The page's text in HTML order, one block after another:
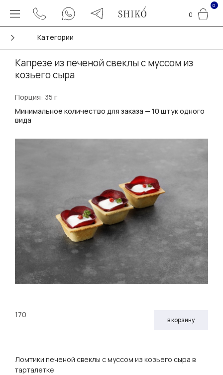
0
0
Категории
Капрезе из печеной свеклы с муссом из
козьего сыра
Порция: 35 г
Минимальное количество для заказа — 10 штук одного
вида
170
в корзину
Ломтики печеной свеклы с муссом из козьего сыра в
тарталетке